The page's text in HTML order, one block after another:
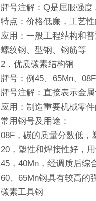
牌号注解：Q是屈服强
特点：价格低廉，工艺
应用：一般工程结构和
螺纹钢、型钢、钢筋等
2．优质碳素结构钢
牌号：例45、65Mn、08F
牌号注解：直接表示金
应用：制造重要机械零
常用钢号及用途：
08F，碳的质量分数低
20，塑性和焊接性好，
45，40Mn，经调质后综
60、65Mn钢具有较高的
碳素工具钢